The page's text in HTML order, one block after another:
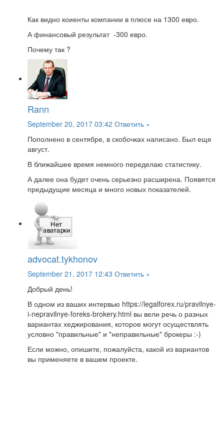
Как видно коиенты компании в плюсе на 1300 евро.
А финансовый результат -300 евро.
Почему так ?
Rann
September 20, 2017 03:42 Ответить »
Пополнено в сентябре, в скобочках написано. Был еще
август.
В ближайшее время немного переделаю статистику.
А далее она будет очень серьезно расширена. Появятся
предыдущие месяца и много новых показателей.
advocat.tykhonov
September 21, 2017 12:43 Ответить »
Добрый день!
В одном из ваших интервью https://legalforex.ru/pravilnye-
i-nepravilnye-foreks-brokery.html вы вели речь о разных
вариантах хеджирования, которое могут осуществлять
условно "правильные" и "неправильные" брокеры :-)
Если можно, опишите, пожалуйста, какой из вариантов
вы применяете в вашем проекте.